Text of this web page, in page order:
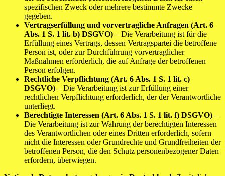
spezifischen Zweck oder mehrere bestimmte Zwecke
gegeben.
Vertragserfüllung und vorvertragliche Anfragen (Art. 6
Abs. 1 S. 1 lit. b) DSGVO) – Die Verarbeitung ist für die
Erfüllung eines Vertrags, dessen Vertragspartei die betroffene
Person ist, oder zur Durchführung vorvertraglicher
Maßnahmen erforderlich, die auf Anfrage der betroffenen
Person erfolgen.
Rechtliche Verpflichtung (Art. 6 Abs. 1 S. 1 lit. c)
DSGVO) – Die Verarbeitung ist zur Erfüllung einer
rechtlichen Verpflichtung erforderlich, der der Verantwortliche
unterliegt.
Berechtigte Interessen (Art. 6 Abs. 1 S. 1 lit. f) DSGVO) –
Die Verarbeitung ist zur Wahrung der berechtigten Interessen
des Verantwortlichen oder eines Dritten erforderlich, sofern
nicht die Interessen oder Grundrechte und Grundfreiheiten der
betroffenen Person, die den Schutz personenbezogener Daten
erfordern, überwiegen.